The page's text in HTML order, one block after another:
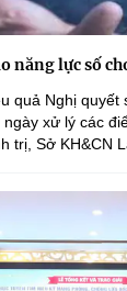
năng lực số
quả Nghị quyết
xử lý các
trị, Sở KH&CN